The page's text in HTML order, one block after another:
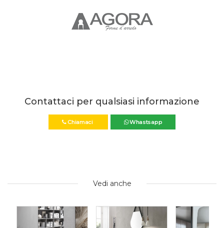
Contattaci per qualsiasi informazione
Chiamaci Whastsapp
Vedi anche